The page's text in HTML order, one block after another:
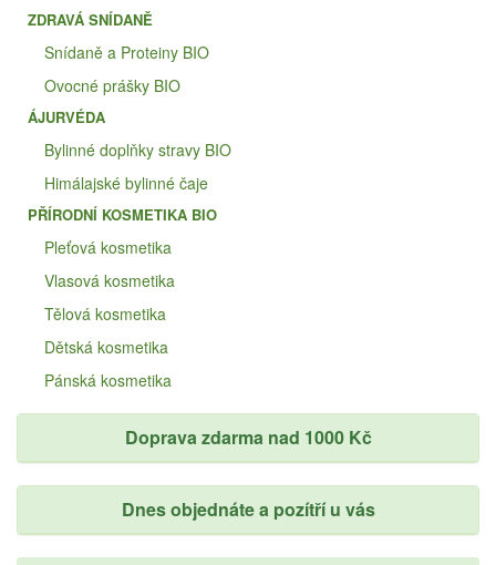
ZDRAVÁ SNÍDANĚ
Snídaně a Proteiny BIO
Ovocné prášky BIO
ÁJURVÉDA
Bylinné doplňky stravy BIO
Himálajské bylinné čaje
PŘÍRODNÍ KOSMETIKA BIO
Pleťová kosmetika
Vlasová kosmetika
Tělová kosmetika
Dětská kosmetika
Pánská kosmetika
Doprava zdarma nad 1000 Kč
Dnes objednáte a pozítří u vás